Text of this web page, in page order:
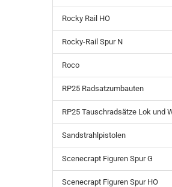
Rocky Rail HO
Rocky-Rail Spur N
Roco
RP25 Radsatzumbauten
RP25 Tauschradsätze Lok und
Sandstrahlpistolen
Scenecrapt Figuren Spur G
Scenecrapt Figuren Spur HO